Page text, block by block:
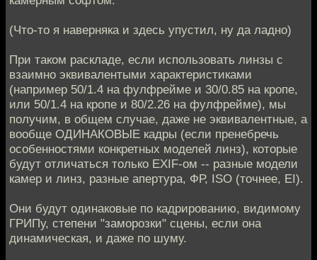
(Что-то я наверняка и здесь упустил, ну да ладно)
При таком раскладе, если использовать линзы с
взаимно эквивалентыми характеристиками
(например 50/1.4 на фулфрейме и 30/0.85 на кропе,
или 50/1.4 на кропе и 80/2.26 на фулфрейме), мы
получим, в общем случае, даже не эквивалентные, а
вообще ОДИНАКОВЫЕ кадры (если пренебречь
особенностями конкретных моделей линз), которые
будут отличаться только EXIF-ом -- разные модели
камер и линз, разные апертура, ФР, ISO (точнее, EI).
Они будут одинаковые по кадрированию, видимому
ГРИПу, степени "заморозки" сцены, если она
динамическая, и даже по шуму.